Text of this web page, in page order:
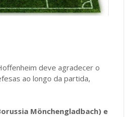
deve agradecer o
ao longo da partida,
Mönchengladbach) e